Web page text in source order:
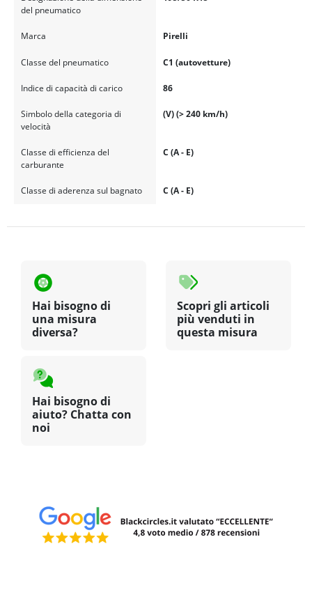
del pneumatico
Marca Pirelli
Classe del pneumatico C1 (autovetture)
Indice di capacità di carico 86
Simbolo della categoria di
velocità
(V) (> 240 km/h)
Classe di efficienza del
carburante
C (A - E)
Classe di aderenza sul bagnato C (A - E)
Hai bisogno di
una misura
diversa?
Scopri gli articoli
più venduti in
questa misura
Hai bisogno di
aiuto? Chatta con
noi